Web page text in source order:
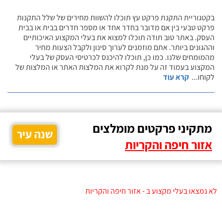
בקטגוריית התקנת פרקט עץ תוכלו להשוות מחירים של שלל התקנות
פרקט טבעי בין אם מדובר בחדר אחד או מספר חדרים בבית או בבית
העסק. באתר טוב תודה תוכלו למצוא את בעלי המקצוע האיכותיים
וההגונים ביותר. אתם מוזמנים לערוך סינון ולקבל הצעות מחיר
מהמומחים שלנו. כמו כן, תוכלו להיכנס לכרטיסי העסק של בעלי
המקצוע בעמוד זה על מנת לקרוא את המלצות האתר או המלצות של
לקוחו... קרא עוד
מתקיני פרקטים מומלצים
אזור חיפה והקריות
שנה עיר
לא נמצאו בעלי מקצוע ב - אזור חיפה והקריות